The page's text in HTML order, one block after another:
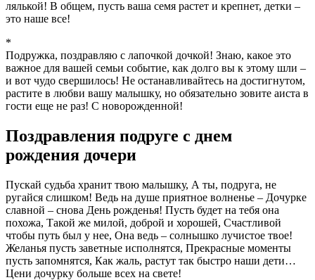
лялькой! В общем, пусть ваша семя растет и крепнет, детки –
это наше все!
*
Подружка, поздравляю с лапочкой дочкой! Знаю, какое это
важное для вашей семьи событие, как долго вы к этому шли –
и вот чудо свершилось! Не останавливайтесь на достигнутом,
растите в любви вашу малышку, но обязательно зовите аиста в
гости еще не раз! С новорожденной!
Поздравления подруге с днем
рождения дочери
Пускай судьба хранит твою малышку, А ты, подруга, не
ругайся слишком! Ведь на душе приятное волненье – Дочурке
славной – снова День рожденья! Пусть будет на тебя она
похожа, Такой же милой, доброй и хорошей, Счастливой
чтобы путь был у нее, Она ведь – солнышко лучистое твое!
Желанья пусть заветные исполнятся, Прекрасные моменты
пусть запомнятся, Как жаль, растут так быстро наши дети…
Цени дочурку больше всех на свете!